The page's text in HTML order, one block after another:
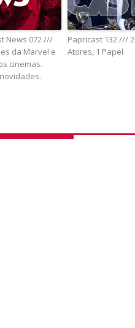
News 072 ///
da Marvel e
cinemas.
Papricast 132 /// 2
Atores, 1 Papel